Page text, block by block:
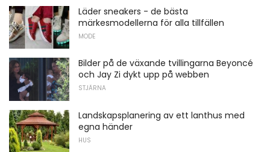
Läder sneakers - de bästa
märkesmodellerna för alla tillfällen
MODE
Bilder på de växande tvillingarna Beyoncé
och Jay Zi dykt upp på webben
STJÄRNA
Landskapsplanering av ett lanthus med
egna händer
HUS